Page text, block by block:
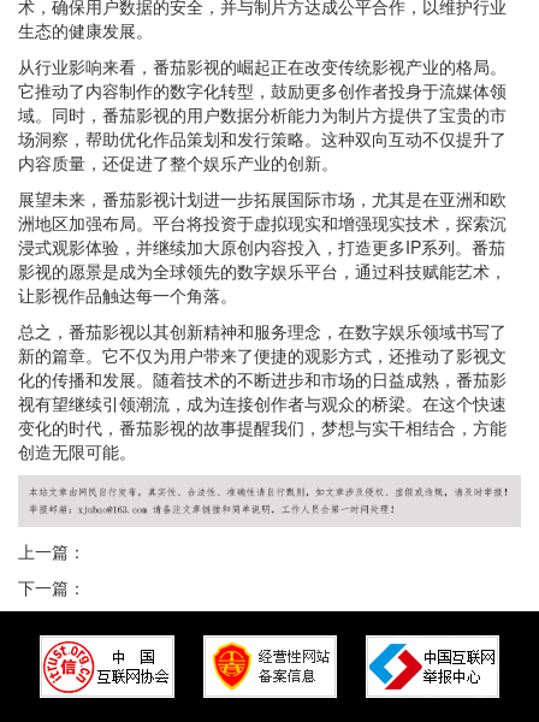
术，确保用户数据的安全，并与制片方达成公平合作，以维护行业
生态的健康发展。
从行业影响来看，番茄影视的崛起正在改变传统影视产业的格局。
它推动了内容制作的数字化转型，鼓励更多创作者投身于流媒体领
域。同时，番茄影视的用户数据分析能力为制片方提供了宝贵的市
场洞察，帮助优化作品策划和发行策略。这种双向互动不仅提升了
内容质量，还促进了整个娱乐产业的创新。
展望未来，番茄影视计划进一步拓展国际市场，尤其是在亚洲和欧
洲地区加强布局。平台将投资于虚拟现实和增强现实技术，探索沉
浸式观影体验，并继续加大原创内容投入，打造更多IP系列。番茄
影视的愿景是成为全球领先的数字娱乐平台，通过科技赋能艺术，
让影视作品触达每一个角落。
总之，番茄影视以其创新精神和服务理念，在数字娱乐领域书写了
新的篇章。它不仅为用户带来了便捷的观影方式，还推动了影视文
化的传播和发展。随着技术的不断进步和市场的日益成熟，番茄影
视有望继续引领潮流，成为连接创作者与观众的桥梁。在这个快速
变化的时代，番茄影视的故事提醒我们，梦想与实干相结合，方能
创造无限可能。
上一篇：
下一篇：